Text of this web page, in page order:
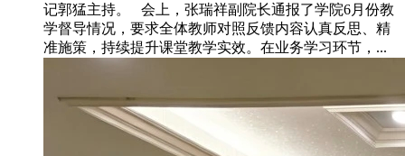
记郭猛主持。 会上，张瑞祥副院长通报了学院6月份教
学督导情况，要求全体教师对照反馈内容认真反思、精
准施策，持续提升课堂教学实效。在业务学习环节，...